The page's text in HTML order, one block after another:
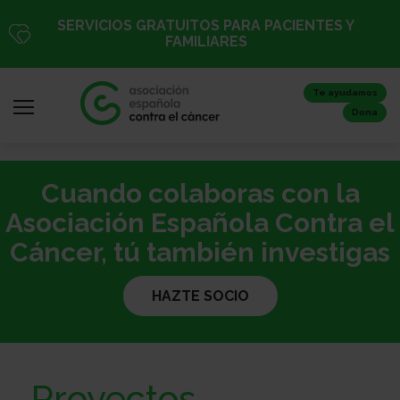
al
SERVICIOS GRATUITOS PARA PACIENTES Y
FAMILIARES
Te ayudamos
Dona
Iniciar
sesión
/
Registro
Inicio
Cuando colaboras con la
Asociación Española Contra el
Cáncer, tú también investigas
HAZTE SOCIO